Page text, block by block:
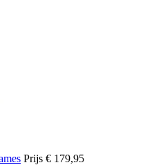
Prijs € 179,95